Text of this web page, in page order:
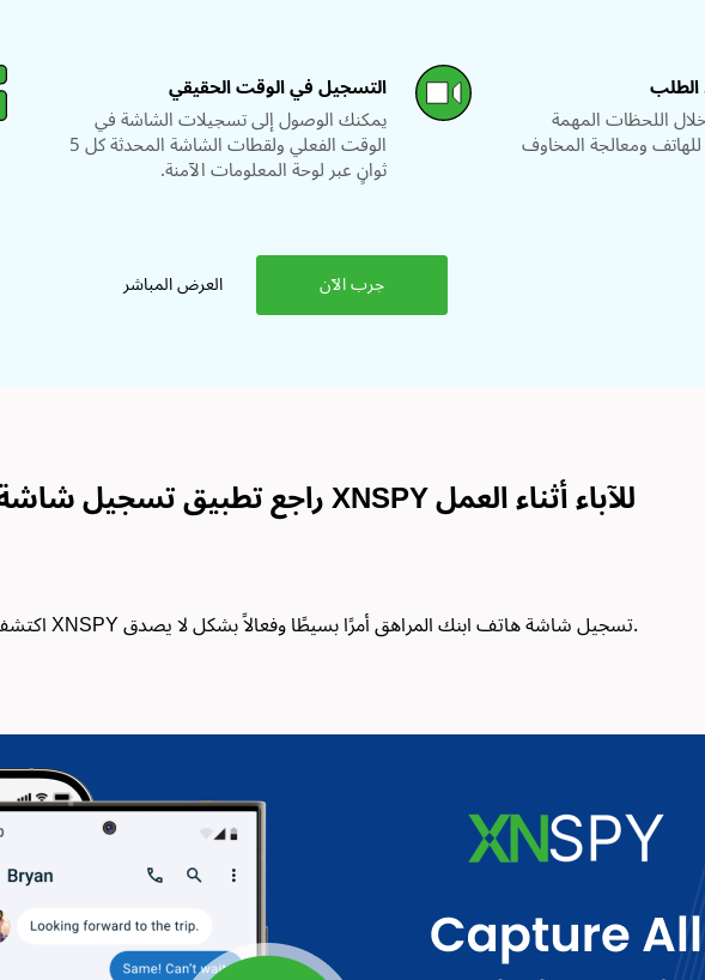
اللحظات المهمة
ومعالجة المخاوف
التسجيل في الوقت الحقيقي
يمكنك الوصول إلى تسجيلات الشاشة في
الوقت الفعلي ولقطات الشاشة المحدثة كل 5
ثوانٍ عبر لوحة المعلومات الآمنة.
جرب الآن العرض المباشر
راجع تطبيق تسجيل شاشة الهاتف XNSPY للآباء أثناء العمل
اكتشف كيف يجعل XNSPY تسجيل شاشة هاتف ابنك المراهق أمرًا بسيطًا وفعالاً بشكل لا يصدق.